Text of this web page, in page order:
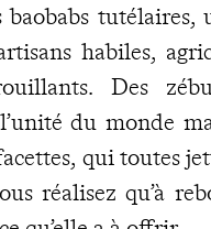
tutélaires,
habiles,
Des
du monde
qui toutes
réalisez qu’à